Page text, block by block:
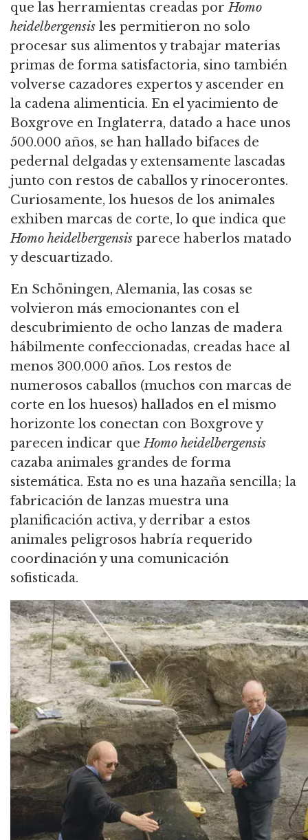
que las herramientas creadas porHomo
heidelbergensis les permitieron no solo
procesar sus alimentos y trabajar materias
primas de forma satisfactoria, sino también
volverse cazadores expertos y ascender en
la cadena alimenticia. En el yacimiento de
Boxgrove en Inglaterra, datado a hace unos
500.000 años, se han hallado bifaces de
pedernal delgadas y extensamente lascadas
junto con restos de caballos y rinocerontes.
Curiosamente, los huesos de los animales
exhiben marcas de corte, lo que indica que
Homo heidelbergensis parece haberlos matado
y descuartizado.
En Schöningen, Alemania, las cosas se
volvieron más emocionantes con el
descubrimiento de ocho lanzas de madera
hábilmente confeccionadas, creadas hace al
menos 300.000 años. Los restos de
numerosos caballos (muchos con marcas de
corte en los huesos) hallados en el mismo
horizonte los conectan con Boxgrove y
parecen indicar queHomo heidelbergensis
cazaba animales grandes de forma
sistemática. Esta no es una hazaña sencilla; la
fabricación de lanzas muestra una
planificación activa, y derribar a estos
animales peligrosos habría requerido
coordinación y una comunicación
sofisticada.